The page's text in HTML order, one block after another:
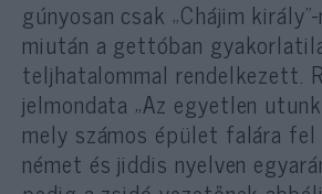
gúnyosan csak „Chájim
miután a gettóban
teljhatalommal rendelkezett.
jelmondata „Az egyetlen
mely számos épület falára
német és jiddis nyelven